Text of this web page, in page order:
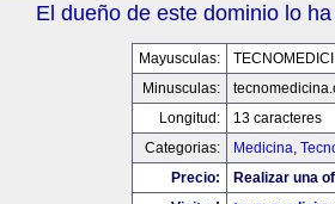
El dueño de este dominio lo
Mayusculas:
Minusculas:
Longitud:
13 caracteres
Categorias:
Medicina,
Precio:
Realizar una